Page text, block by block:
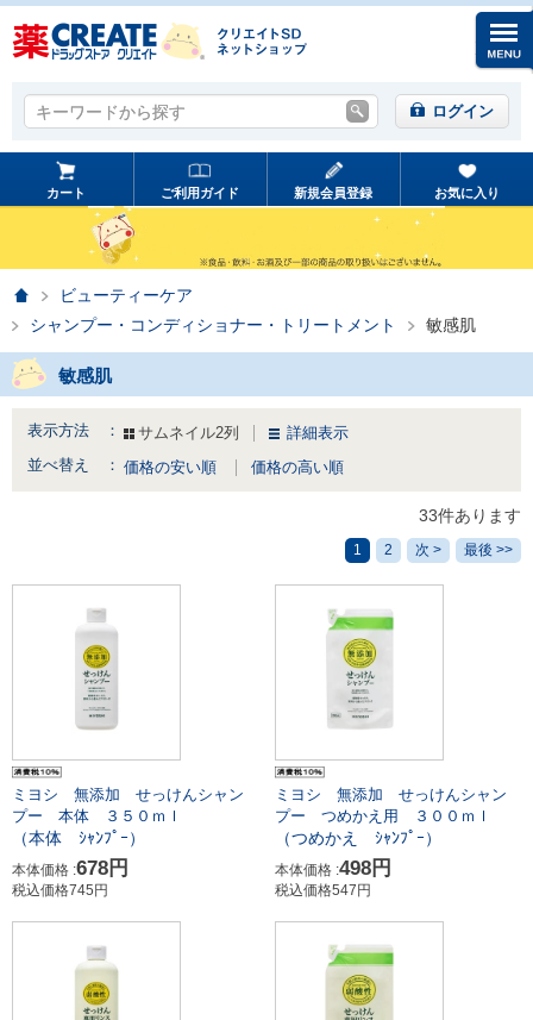
キーワードから探す
キーワードから探す ログイン
カート ご利用ガイド 新規会員登録 お気に入り
ホームビューティーケア
シャンプー・コンディショナー・トリートメント
敏感肌
敏感肌
表示方法 ： サムネイル2列
詳細表示
並べ替え ： 価格の安い順 価格の高い順
33件あります
1 2 次 > 最後 >>
ミヨシ 無添加 せっけんシャン
プー 本体 ３５０ｍｌ
（本体 ｼｬﾝﾌﾟｰ）
本体価格 :678円
税込価格745円
ミヨシ 無添加 せっけんシャン
プー つめかえ用 ３００ｍｌ
（つめかえ ｼｬﾝﾌﾟｰ）
本体価格 :498円
税込価格547円